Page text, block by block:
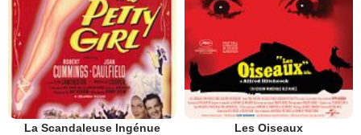
La Scandaleuse Ingénue Les Oiseaux